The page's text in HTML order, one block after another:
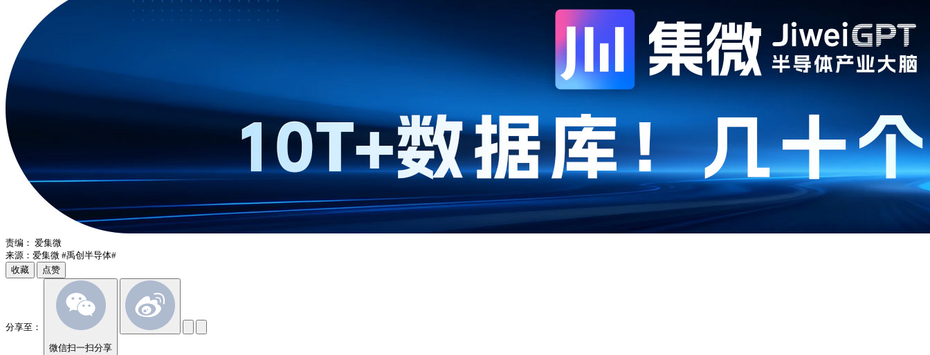
责编： 爱集微
来源：爱集微 #禹创半导体#
收藏
点赞
分享至：
微信扫一扫分享